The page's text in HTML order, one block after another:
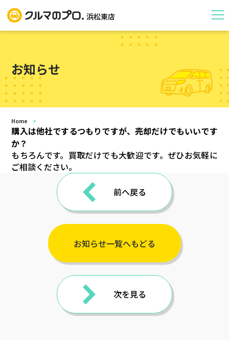
浜松東店
お知らせ
Home >
購入は他社でするつもりですが、売却だけでもいいです
か？
もちろんです。買取だけでも大歓迎です。ぜひお気軽に
ご相談ください。
前へ戻る
お知らせ一覧へもどる
次を見る